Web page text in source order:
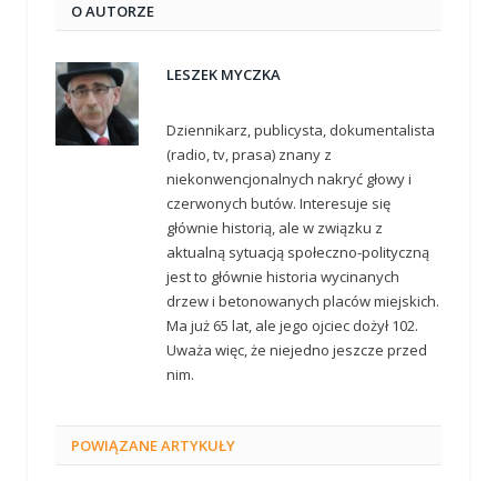
O AUTORZE
LESZEK MYCZKA
Dziennikarz, publicysta, dokumentalista
(radio, tv, prasa) znany z
niekonwencjonalnych nakryć głowy i
czerwonych butów. Interesuje się
głównie historią, ale w związku z
aktualną sytuacją społeczno-polityczną
jest to głównie historia wycinanych
drzew i betonowanych placów miejskich.
Ma już 65 lat, ale jego ojciec dożył 102.
Uważa więc, że niejedno jeszcze przed
nim.
POWIĄZANEARTYKUŁY